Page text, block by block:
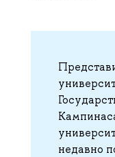
недавно